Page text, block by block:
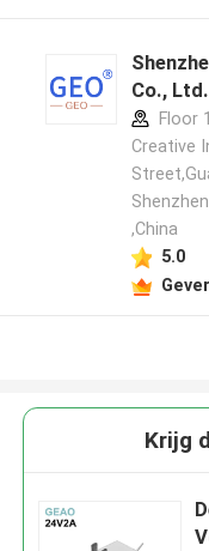
Co.,
Floor
Creative
,China
5.0
Krijg